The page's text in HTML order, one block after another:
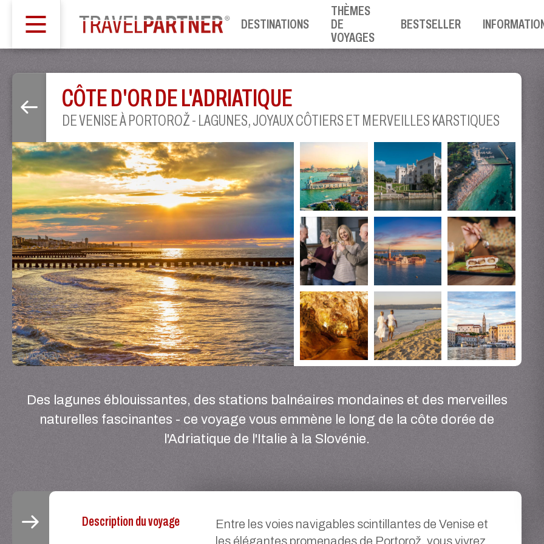
DESTINATIONS
THÈMES
DE
VOYAGES
BESTSELLER
CÔTE D'OR DE L'ADRIATIQUE
DE VENISE À PORTOROŽ - LAGUNES, JOYAUX CÔTIERS ET MERVEILLES KARSTIQUES
©Pixabay
Des lagunes éblouissantes, des stations balnéaires mondaines et des merveilles
naturelles fascinantes - ce voyage vous emmène le long de la côte dorée de
l'Adriatique de l'Italie à la Slovénie.
Description du voyage
Entre les voies navigables scintillantes de Venise et